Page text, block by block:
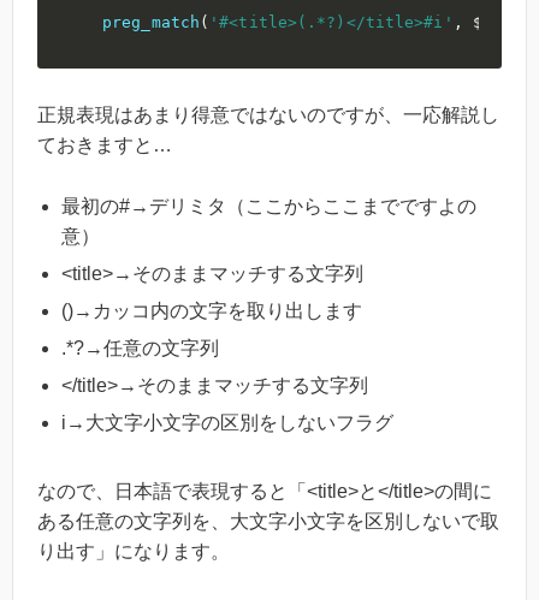
preg_match ( '#<title>(.*?)</title>#i' ,
正規表現はあまり得意ではないのですが、一応解説し
ておきますと…
最初の#→デリミタ（ここからここまでですよの
意）
<title>→そのままマッチする文字列
()→カッコ内の文字を取り出します
.*?→任意の文字列
</title>→そのままマッチする文字列
i→大文字小文字の区別をしないフラグ
なので、日本語で表現すると「<title>と</title>の間に
ある任意の文字列を、大文字小文字を区別しないで取
り出す」になります。